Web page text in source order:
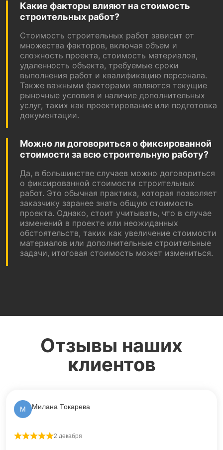
Какие факторы влияют на стоимость
строительных работ?
Стоимость строительных работ зависит от
множества факторов, включая объем и
сложность проекта, стоимость материалов,
удаленность объекта, требуемые сроки
выполнения работ и квалификацию персонала.
Также важными факторами являются текущие
рыночные условия и наличие дополнительных
услуг, таких как проектирование или подготовка
документации.
Можно ли договориться о фиксированной
стоимости за всю строительную работу?
Да, в большинстве случаев можно договориться
о фиксированной стоимости строительных
работ. Это обычная практика, которая позволяет
заказчику заранее знать общую стоимость
проекта. Однако, стоит учитывать, что в случае
изменений в проекте или неожиданных
обстоятельств, таких как увеличение стоимости
материалов или дополнительные строительные
задачи, итоговая стоимость может измениться.
Отзывы наших
клиентов
М Милана Токарева
Оценка5из 5
2 декабря